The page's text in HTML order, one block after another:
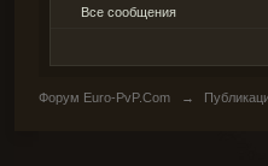
Все сообщения
Форум Euro-PvP.Com →